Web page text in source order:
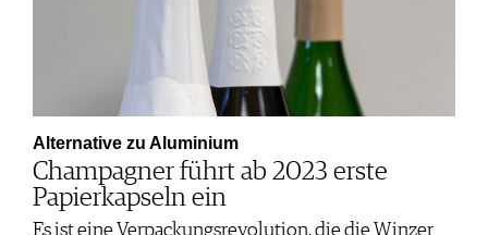
Alternative zu Aluminium
Champagner führt ab 2023 erste
Papierkapseln ein
Es ist eine Verpackungsrevolution, die die Winzer